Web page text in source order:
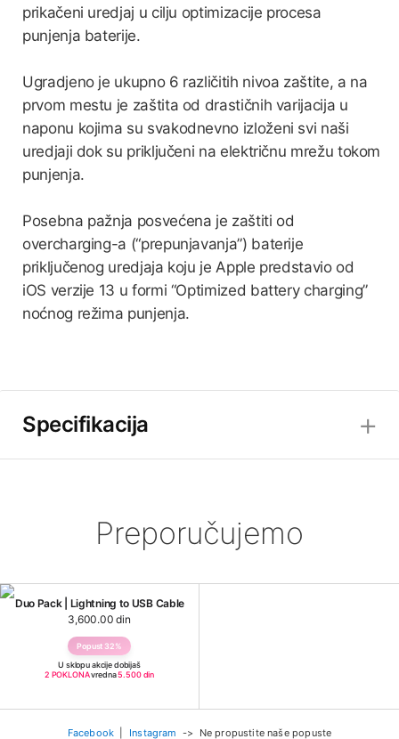
prikačeni uredjaj u cilju optimizacije procesa
punjenja baterije.
Ugradjeno je ukupno 6 različitih nivoa zaštite, a na
prvom mestu je zaštita od drastičnih varijacija u
naponu kojima su svakodnevno izloženi svi naši
uredjaji dok su priključeni na električnu mrežu tokom
punjenja.
Posebna pažnja posvećena je zaštiti od
overcharging-a (“prepunjavanja”) baterije
priključenog uredjaja koju je Apple predstavio od
iOS verzije 13 u formi “Optimized battery charging”
noćnog režima punjenja.
Specifikacija ✕
Preporučujemo
Popust 32%
U sklopu akcije dobijaš
2 POKLONAvredna5.500 din
Duo Pack | Lightning to USB Cable
3,600.00 din
Facebook Instagram -> Ne propustite naše popuste